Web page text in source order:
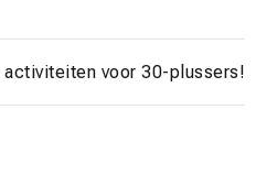
voor 30-plussers!